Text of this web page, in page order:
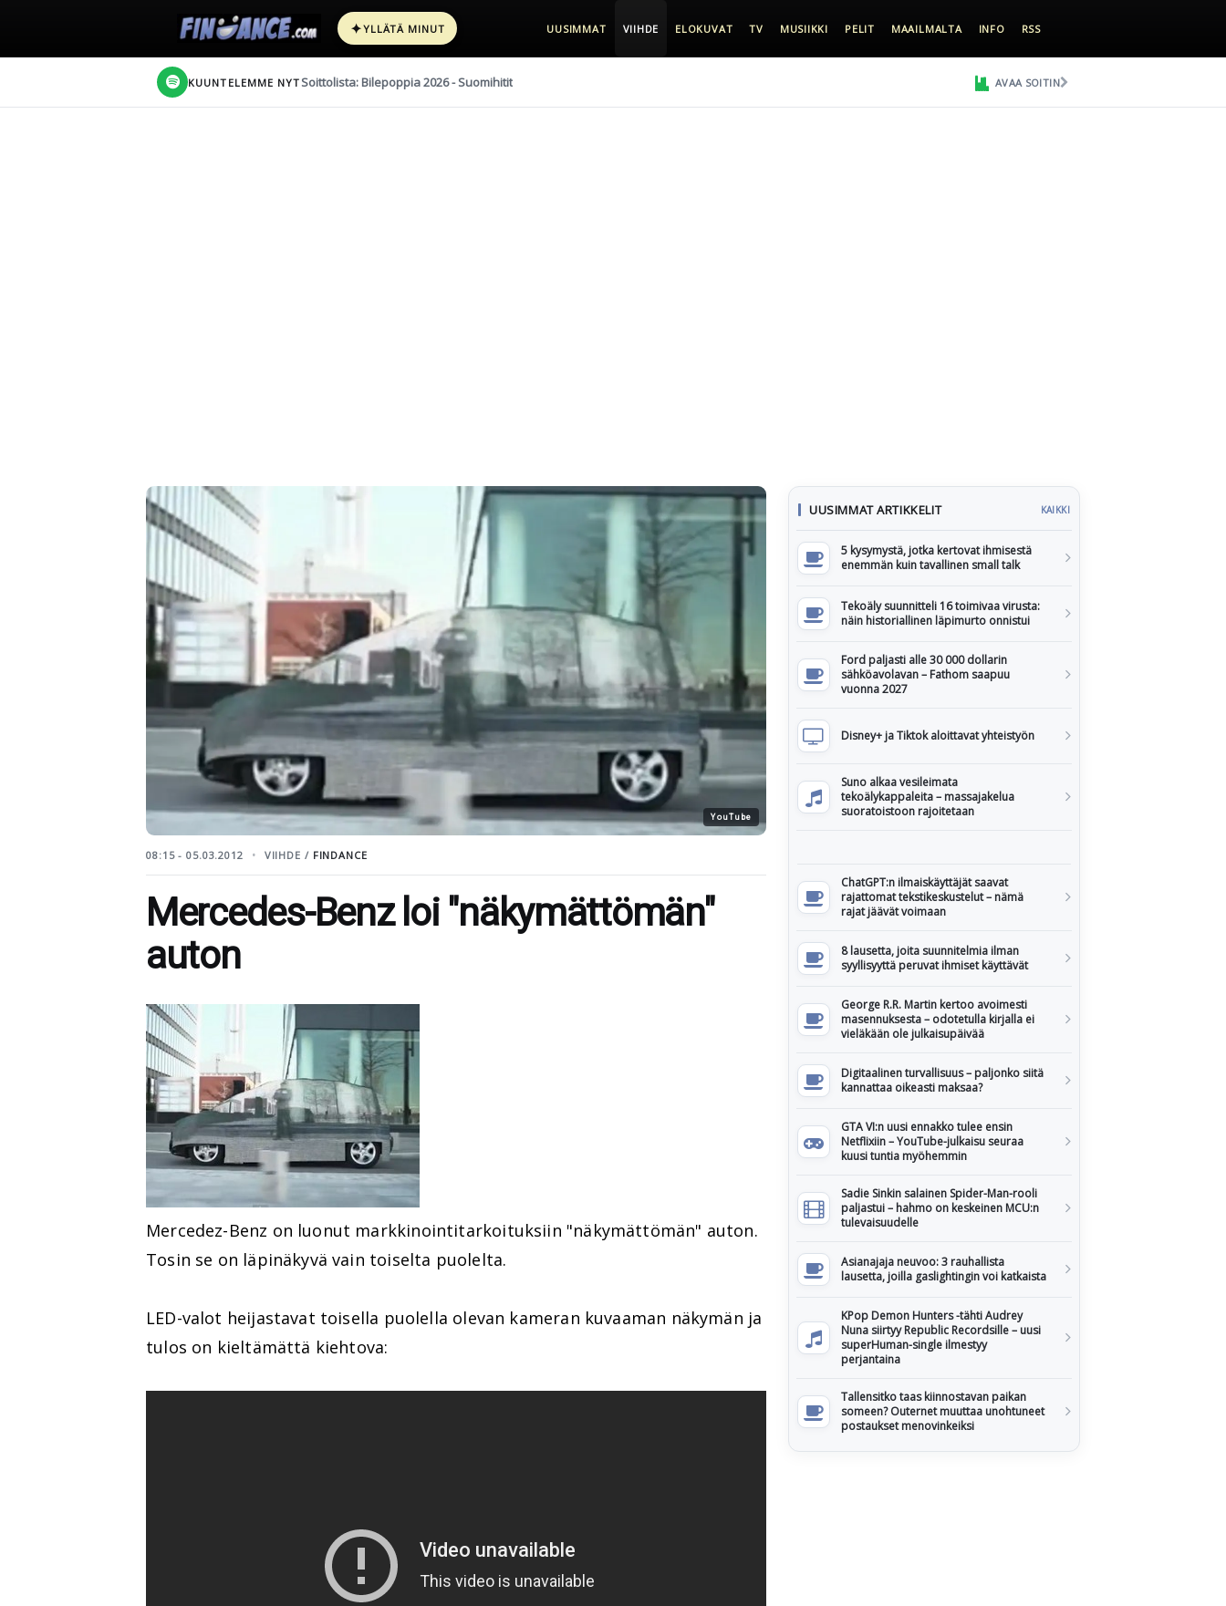
✦YLLÄTÄ MINUT UUSIMMAT VIIHDE ELOKUVAT TV MUSIIKKI PELIT MAAILMALTA INFO RSS
KUUNTELEMME NYT Soittolista: Bilepoppia 2026 - Suomihitit AVAA SOITIN
YouTube
08:15 - 05.03.2012 VIIHDE / FINDANCE
Mercedes-Benz loi "näkymättömän"
auton
Mercedez-Benz on luonut markkinointitarkoituksiin "näkymättömän" auton.
Tosin se on läpinäkyvä vain toiselta puolelta.
LED-valot heijastavat toisella puolella olevan kameran kuvaaman näkymän ja
tulos on kieltämättä kiehtova:
UUSIMMAT ARTIKKELIT KAIKKI
5 kysymystä, jotka kertovat ihmisestä
enemmän kuin tavallinen small talk
Tekoäly suunnitteli 16 toimivaa virusta:
näin historiallinen läpimurto onnistui
Ford paljasti alle 30 000 dollarin
sähköavolavan – Fathom saapuu
vuonna 2027
Disney+ ja Tiktok aloittavat yhteistyön
Suno alkaa vesileimata
tekoälykappaleita – massajakelua
suoratoistoon rajoitetaan
ChatGPT:n ilmaiskäyttäjät saavat
rajattomat tekstikeskustelut – nämä
rajat jäävät voimaan
8 lausetta, joita suunnitelmia ilman
syyllisyyttä peruvat ihmiset käyttävät
George R.R. Martin kertoo avoimesti
masennuksesta – odotetulla kirjalla ei
vieläkään ole julkaisupäivää
Digitaalinen turvallisuus – paljonko siitä
kannattaa oikeasti maksaa?
GTA VI:n uusi ennakko tulee ensin
Netflixiin – YouTube-julkaisu seuraa
kuusi tuntia myöhemmin
Sadie Sinkin salainen Spider-Man-rooli
paljastui – hahmo on keskeinen MCU:n
tulevaisuudelle
Asianajaja neuvoo: 3 rauhallista
lausetta, joilla gaslightingin voi katkaista
KPop Demon Hunters -tähti Audrey
Nuna siirtyy Republic Recordsille – uusi
superHuman-single ilmestyy
perjantaina
Tallensitko taas kiinnostavan paikan
someen? Outernet muuttaa unohtuneet
postaukset menovinkeiksi